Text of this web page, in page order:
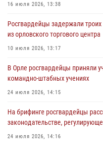
Жительница Мценска сдала в
31 июля 2026, 13:16
16 июля 2026, 13:38
Росгвардейцы задержали
из орловского торгового центра
10 июля 2026, 13:17
В Орле росгвардейцы приняли
командно-штабных учениях
24 июля 2026, 14:15
На брифинге росгвардейцы
законодательстве,
24 июля 2026, 14:16